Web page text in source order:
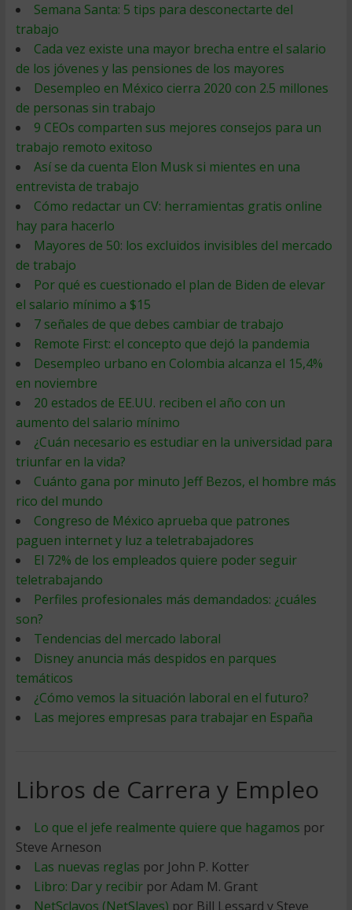
Semana Santa: 5 tips para desconectarte del
trabajo
Cada vez existe una mayor brecha entre el salario
de los jóvenes y las pensiones de los mayores
Desempleo en México cierra 2020 con 2.5 millones
de personas sin trabajo
9 CEOs comparten sus mejores consejos para un
trabajo remoto exitoso
Así se da cuenta Elon Musk si mientes en una
entrevista de trabajo
Cómo redactar un CV: herramientas gratis online
hay para hacerlo
Mayores de 50: los excluidos invisibles del mercado
de trabajo
Por qué es cuestionado el plan de Biden de elevar
el salario mínimo a $15
7 señales de que debes cambiar de trabajo
Remote First: el concepto que dejó la pandemia
Desempleo urbano en Colombia alcanza el 15,4%
en noviembre
20 estados de EE.UU. reciben el año con un
aumento del salario mínimo
¿Cuán necesario es estudiar en la universidad para
triunfar en la vida?
Cuánto gana por minuto Jeff Bezos, el hombre más
rico del mundo
Congreso de México aprueba que patrones
paguen internet y luz a teletrabajadores
El 72% de los empleados quiere poder seguir
teletrabajando
Perfiles profesionales más demandados: ¿cuáles
son?
Tendencias del mercado laboral
Disney anuncia más despidos en parques
temáticos
¿Cómo vemos la situación laboral en el futuro?
Las mejores empresas para trabajar en España
Libros de Carrera y Empleo
Lo que el jefe realmente quiere que hagamos por
Steve Arneson
Las nuevas reglas por John P. Kotter
Libro: Dar y recibirpor Adam M. Grant
NetSclavos (NetSlaves) por Bill Lessard y Steve